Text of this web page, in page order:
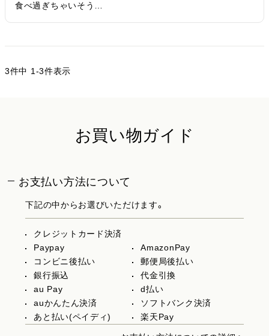
食べ過ぎちゃいそう…
3件中 1-3件表示
お買い物ガイド
お支払い方法について
下記の中からお選びいただけます。
クレジットカード決済
Paypay
AmazonPay
コンビニ後払い
郵便局後払い
銀行振込
代金引換
au Pay
d払い
auかんたん決済
ソフトバンク決済
あと払い(ペイディ)
楽天Pay